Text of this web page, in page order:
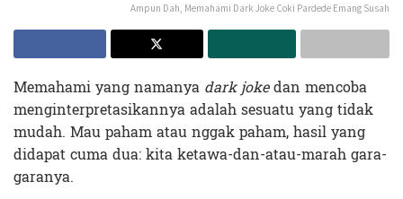
Ampun Dah, Memahami Dark Joke Coki Pardede Emang Susah
Memahami yang namanya dark jokedan mencoba
menginterpretasikannya adalah sesuatu yang tidak
mudah. Mau paham atau nggak paham, hasil yang
didapat cuma dua: kita ketawa-dan-atau-marah gara-
garanya.